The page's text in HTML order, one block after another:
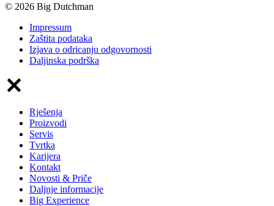
© 2026 Big Dutchman
Impressum
Zaštita podataka
Izjava o odricanju odgovornosti
Daljinska podrška
Rješenja
Proizvodi
Servis
Tvrtka
Karijera
Kontakt
Novosti & Priče
Daljnje informacije
Big Experience